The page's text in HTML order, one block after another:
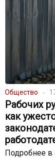
Общество
Рабочих
как
Подробнее